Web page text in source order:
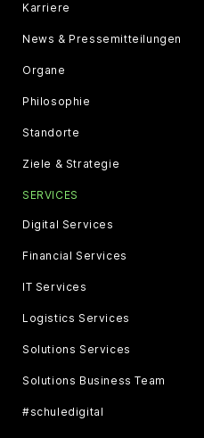
Karriere
News & Pressemitteilungen
Organe
Philosophie
Standorte
Ziele & Strategie
SERVICES
Digital Services
Financial Services
IT Services
Logistics Services
Solutions Services
Solutions Business Team
#schuledigital